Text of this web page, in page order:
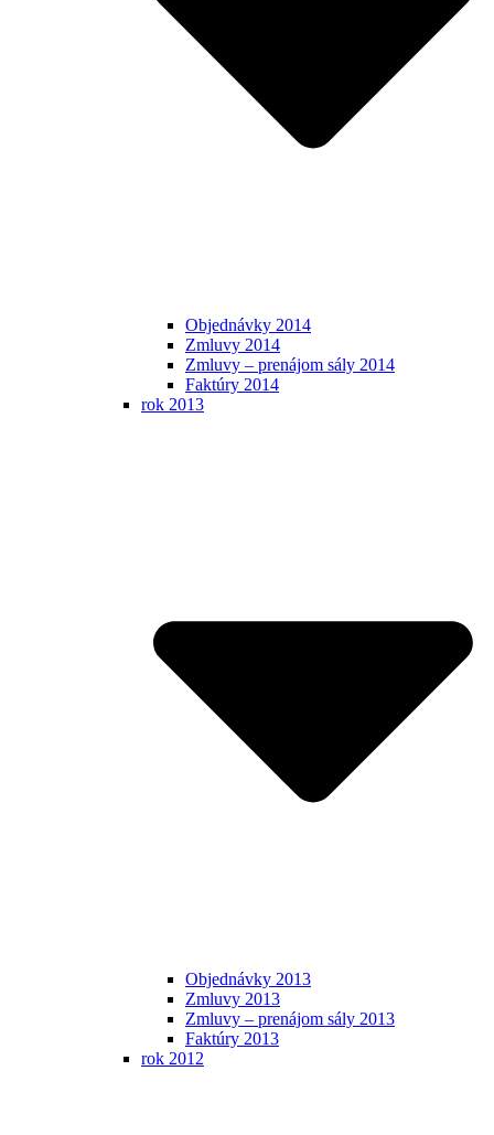
Objednávky 2014
Zmluvy 2014
Zmluvy – prenájom sály 2014
Faktúry 2014
rok 2013
Objednávky 2013
Zmluvy 2013
Zmluvy – prenájom sály 2013
Faktúry 2013
rok 2012